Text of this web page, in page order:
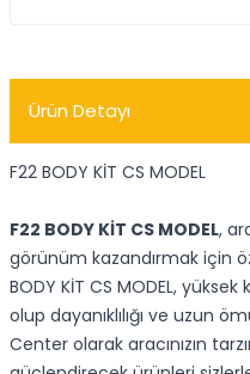
Ürün Detayı
F22 BODY KİT CS MODEL
F22 BODY KİT CS MODEL,
görünüm kazandırmak için
BODY KİT CS MODEL,
olup dayanıklılığı ve uzun
Center olarak aracınızın